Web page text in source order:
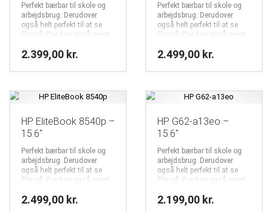
Perfekt bærbar til skole og
arbejdsbrug. Derudover
også helt perfekt til at se
film på. Der kan også nemt
facebook og komogvind.dk
2.399,00 kr.
Perfekt bærbar til skole og
arbejdsbrug. Derudover
også helt perfekt til at se
film på. Der kan også nemt
facebook og komogvind.dk
2.499,00 kr.
HP EliteBook 8540p –
15.6″
Perfekt bærbar til skole og
arbejdsbrug. Derudover
også helt perfekt til at se
film på. Der kan også nemt
facebook og komogvind.dk
2.499,00 kr.
HP G62-a13eo –
15.6″
Perfekt bærbar til skole og
arbejdsbrug. Derudover
også helt perfekt til at se
film på. Der kan også nemt
facebook og komogvind.dk
2.199,00 kr.